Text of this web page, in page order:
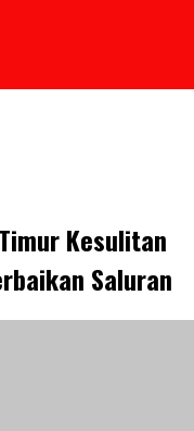
Kesulitan
Saluran